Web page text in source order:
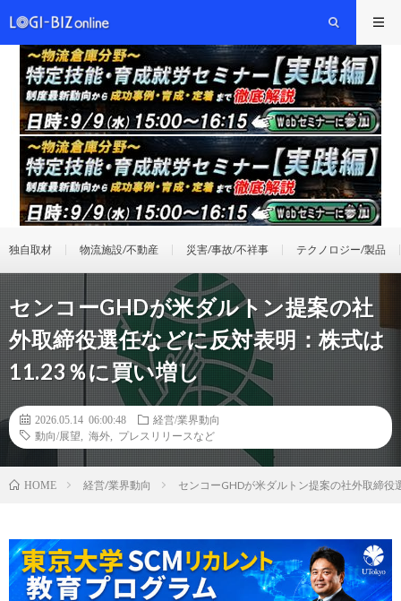
独自取材 物流施設/不動産 災害/事故/不祥事 テクノロジー/製品
センコーGHDが米ダルトン提案の社
外取締役選任などに反対表明：株式は
11.23％に買い増し
2026.05.14 06:00:48
経営/業界動向
動向/展望
海外 プレスリリースなど
HOME 経営/業界動向 センコーGHDが米ダルトン提案の社外取締